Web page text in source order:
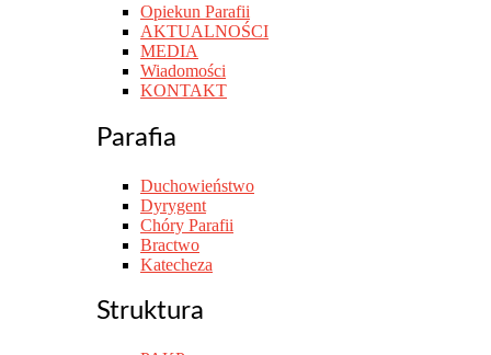
Opiekun Parafii
AKTUALNOŚCI
MEDIA
Wiadomości
KONTAKT
Parafia
Duchowieństwo
Dyrygent
Chóry Parafii
Bractwo
Katecheza
Struktura